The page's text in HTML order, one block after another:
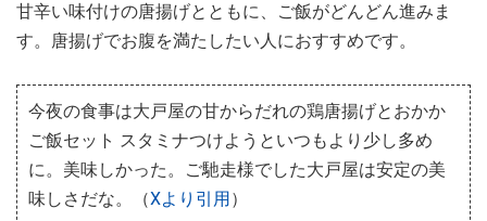
甘辛い味付けの唐揚げとともに、ご飯がどんどん進みま
す。唐揚げでお腹を満たしたい人におすすめです。
今夜の食事は大戸屋の甘からだれの鶏唐揚げとおかか
ご飯セット スタミナつけようといつもより少し多め
に。美味しかった。ご馳走様でした大戸屋は安定の美
味しさだな。（Xより引用 ）